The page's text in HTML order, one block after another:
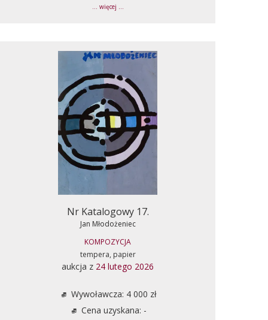
... więcej ...
Nr Katalogowy 17.
Jan Młodożeniec
KOMPOZYCJA
tempera, papier
aukcja z 24 lutego 2026
Wywoławcza: 4 000 zł
Cena uzyskana: -